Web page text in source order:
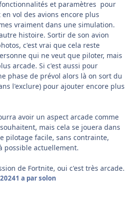
et paramètres pour
vol des avions encore plus
vraiment dans une simulation.
histoire. Sortir de son avion
c'est vrai que cela reste
qui ne veut que piloter, mais
arcade. Si c'est aussi pour
phase de prévol alors là on sort du
l'exclure) pour ajouter encore plus
avoir un aspect arcade comme
mais cela se jouera dans
pilotage facile, sans contrainte,
possible actuellement.
de Fortnite, oui c'est très arcade.
1 a par solon